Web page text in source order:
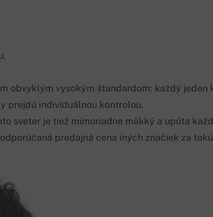
obvyklým vysokým štandardom: každý jeden
prejdú individuálnou kontrolou.
sveter je tiež mimoriadne mäkký a upúta
predajná cena iných značiek za